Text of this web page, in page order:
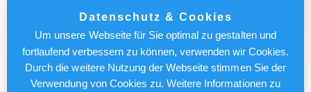
2027/2028 zu informieren. Mit praxisnahen
Verkaufstipps, direktem Austausch und
Gewinnchancen bietet die Veranstaltungsreihe
Einblicke zu den Fluss- und…
Datenschutz & Cookies
Um unsere Webseite für Sie optimal zu gestalten und
fortlaufend verbessern zu können, verwenden wir Cookies.
Durch die weitere Nutzung der Webseite stimmen Sie der
Verwendung von Cookies zu. Weitere Informationen zu